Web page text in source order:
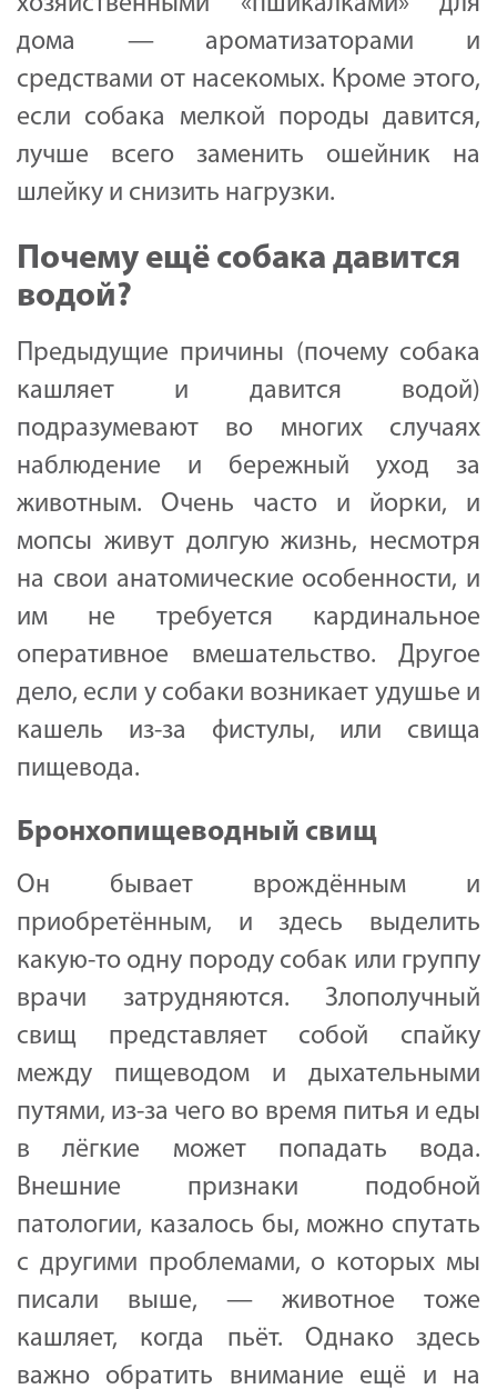
дома — ароматизаторами и
средствами от насекомых. Кроме этого,
если собака мелкой породы давится,
лучше всего заменить ошейник на
шлейку и снизить нагрузки.
Почему ещё собака давится
водой?
Предыдущие причины (почему собака
кашляет и давится водой)
подразумевают во многих случаях
наблюдение и бережный уход за
животным. Очень часто и йорки, и
мопсы живут долгую жизнь, несмотря
на свои анатомические особенности, и
им не требуется кардинальное
оперативное вмешательство. Другое
дело, если у собаки возникает удушье и
кашель из-за фистулы, или свища
пищевода.
Бронхопищеводный свищ
Он бывает врождённым и
приобретённым, и здесь выделить
какую-то одну породу собак или группу
врачи затрудняются. Злополучный
свищ представляет собой спайку
между пищеводом и дыхательными
путями, из-за чего во время питья и еды
в лёгкие может попадать вода.
Внешние признаки подобной
патологии, казалось бы, можно спутать
с другими проблемами, о которых мы
писали выше, — животное тоже
кашляет, когда пьёт. Однако здесь
важно обратить внимание ещё и на